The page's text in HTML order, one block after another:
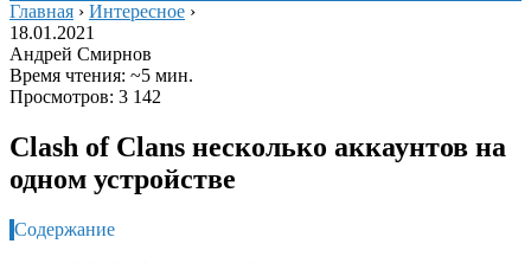
Главная › Интересное ›
18.01.2021
Андрей Смирнов
Время чтения: ~5 мин.
Просмотров: 3 142
Clash of Clans несколько аккаунтов на
одном устройстве
Содержание